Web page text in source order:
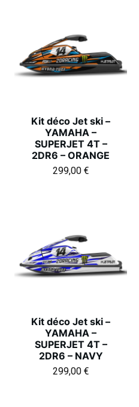
Kit déco Jet ski –
YAMAHA –
SUPERJET 4T –
2DR6 – ORANGE
299,00 €
Kit déco Jet ski –
YAMAHA –
SUPERJET 4T –
2DR6 – NAVY
299,00 €